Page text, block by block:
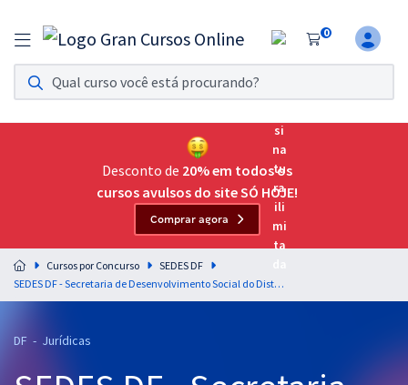
0
Assinatura Ilimitada 11
Acesso a todos os cursos. Teste grátis por 7 dias!
Assinatura OAB Até Passar
Acesso ilimitado a toda preparação para o Exame da
Residências Multiprofissionais
Preparação completa e intensiva para as principais
residências em saúde do Brasil
Desconto de 20% em todos os
cursos avulsos do site SÓ HOJE!
Comprar agora
Cursos por Concurso
SEDES DF
SEDES DF - Secretaria de Desenvolvimento Social do Distrito Federal - Conhecimentos Específicos para o cargo de Especialista em Desenvolvimento e Assistência Social (EDAS) - Especialidade: Direito e Legislação (Cargo 403) (Pós-Edital)
DF - Jurídicas